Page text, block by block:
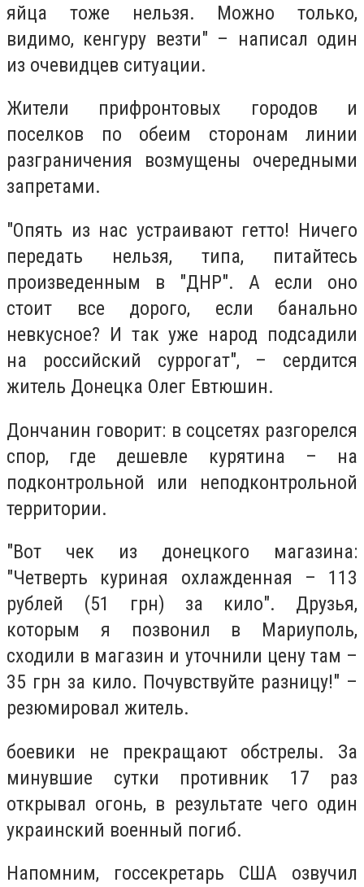
яйца тоже нельзя. Можно только,
видимо, кенгуру везти" – написал один
из очевидцев ситуации.
Жители прифронтовых городов и
поселков по обеим сторонам линии
разграничения возмущены очередными
запретами.
"Опять из нас устраивают гетто! Ничего
передать нельзя, типа, питайтесь
произведенным в "ДНР". А если оно
стоит все дорого, если банально
невкусное? И так уже народ подсадили
на российский суррогат", – сердится
житель Донецка Олег Евтюшин.
Дончанин говорит: в соцсетях разгорелся
спор, где дешевле курятина – на
подконтрольной или неподконтрольной
территории.
"Вот чек из донецкого магазина:
"Четверть куриная охлажденная – 113
рублей (51 грн) за кило". Друзья,
которым я позвонил в Мариуполь,
сходили в магазин и уточнили цену там –
35 грн за кило. Почувствуйте разницу!" –
резюмировал житель.
боевики не прекращают обстрелы. За
минувшие сутки противник 17 раз
открывал огонь, в результате чего один
украинский военный погиб.
Напомним, госсекретарь США озвучил